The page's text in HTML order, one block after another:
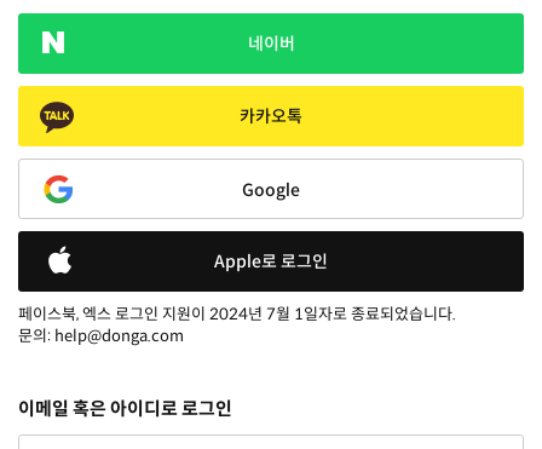
네이버
카카오톡
Google
Apple로 로그인
페이스북, 엑스 로그인 지원이 2024년 7월 1일자로 종료되었습니다.
문의: help@donga.com
이메일 혹은 아이디로 로그인